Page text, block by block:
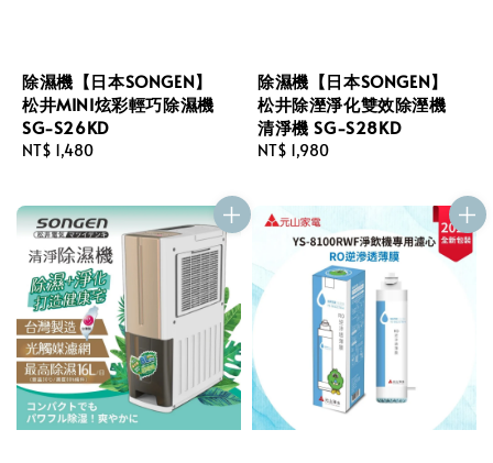
除濕機【日本SONGEN】
松井MINI炫彩輕巧除濕機
SG-S26KD
Regular
NT$ 1,480
除濕機【日本SONGEN】
松井除溼淨化雙效除溼機
清淨機 SG-S28KD
Regular
NT$ 1,980